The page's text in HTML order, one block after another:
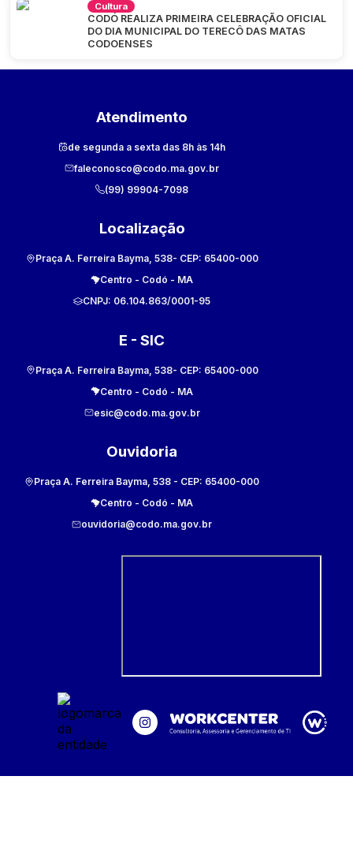
Cultura
CODÓ REALIZA PRIMEIRA CELEBRAÇÃO OFICIAL
DO DIA MUNICIPAL DO TERECÔ DAS MATAS
CODOENSES
Atendimento
de segunda a sexta das 8h às 14h
faleconosco@codo.ma.gov.br
(99) 99904-7098
Localização
Praça A. Ferreira Bayma, 538- CEP: 65400-000
Centro - Codó - MA
CNPJ: 06.104.863/0001-95
E - SIC
Praça A. Ferreira Bayma, 538- CEP: 65400-000
Centro - Codó - MA
esic@codo.ma.gov.br
Ouvidoria
Praça A. Ferreira Bayma, 538 - CEP: 65400-000
Centro - Codó - MA
ouvidoria@codo.ma.gov.br